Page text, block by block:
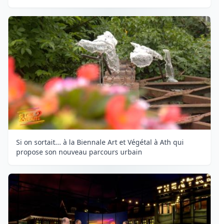
Si on sortait... à la Biennale Art et Végétal à Ath qui
propose son nouveau parcours urbain